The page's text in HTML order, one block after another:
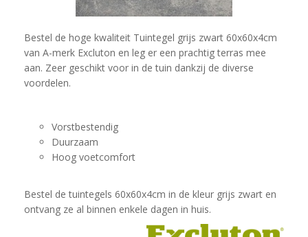
Bestel de hoge kwaliteit Tuintegel grijs zwart 60x60x4cm
van A-merk Excluton en leg er een prachtig terras mee
aan. Zeer geschikt voor in de tuin dankzij de diverse
voordelen.
Vorstbestendig
Duurzaam
Hoog voetcomfort
Bestel de tuintegels 60x60x4cm in de kleur grijs zwart en
ontvang ze al binnen enkele dagen in huis.